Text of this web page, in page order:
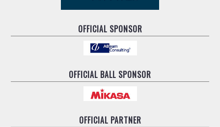
OFFICIAL SPONSOR
OFFICIAL BALL SPONSOR
OFFICIAL PARTNER